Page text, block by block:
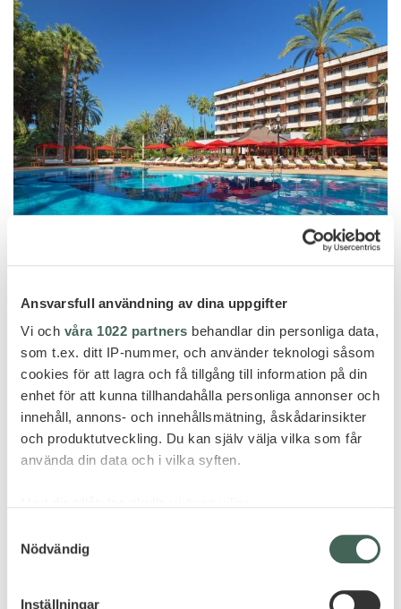
Ansvarsfull användning av dina uppgifter
Vi och våra 1022 partners behandlar din personliga data,
som t.ex. ditt IP-nummer, och använder teknologi såsom
cookies för att lagra och få tillgång till information på din
enhet för att kunna tillhandahålla personliga annonser och
innehåll, annons- och innehållsmätning, åskådarinsikter
och produktutveckling. Du kan själv välja vilka som får
använda din data och i vilka syften.
som kan ha en noggrannhet på upp till flera meter
Nödvändig
Inställningar
Teneriffa
HOTEL BOTÁNICO & THE ORIENTAL
SPA GARDEN